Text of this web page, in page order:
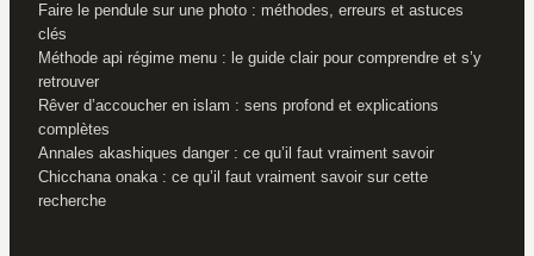
Faire le pendule sur une photo : méthodes, erreurs et astuces
clés
Méthode api régime menu : le guide clair pour comprendre et s’y
retrouver
Rêver d’accoucher en islam : sens profond et explications
complètes
Annales akashiques danger : ce qu’il faut vraiment savoir
Chicchana onaka : ce qu’il faut vraiment savoir sur cette
recherche